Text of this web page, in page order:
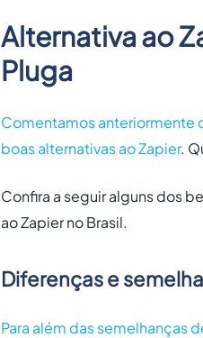
Alternativa ao
Pluga
Comentamos anteriormente
boasalternativas ao Zapier.
Confira a seguir alguns dos
ao Zapier no Brasil.
Diferenças e
Para além das semelhanças